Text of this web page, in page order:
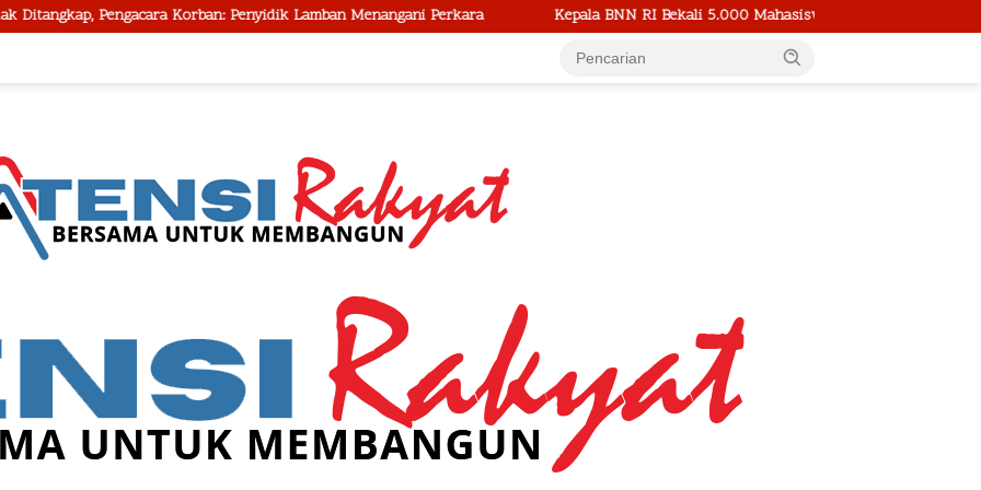
Penyidik Lamban Menangani Perkara Kepala BNN RI Bekali 5.000 Mahasiswa Baru UI Tentang Bahaya Narkotika di